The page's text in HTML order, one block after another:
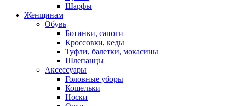
Шарфы
Женщинам
Обувь
Ботинки, сапоги
Кроссовки, кеды
Туфли, балетки, мокасины
Шлепанцы
Аксессуары
Головные уборы
Кошельки
Носки